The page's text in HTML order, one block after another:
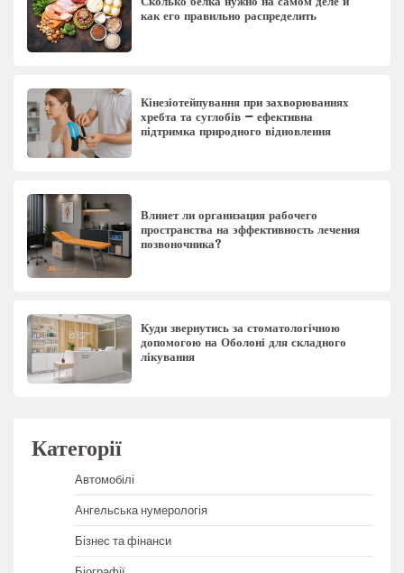
как его правильно распределить
Кінезіотейпування при захворюваннях
хребта та суглобів – ефективна
підтримка природного відновлення
Влияет ли организация рабочего
пространства на эффективность лечения
позвоночника?
Куди звернутись за стоматологічною
допомогою на Оболоні для складного
лікування
Категорії
Автомобілі
Ангельська нумерологія
Бізнес та фінанси